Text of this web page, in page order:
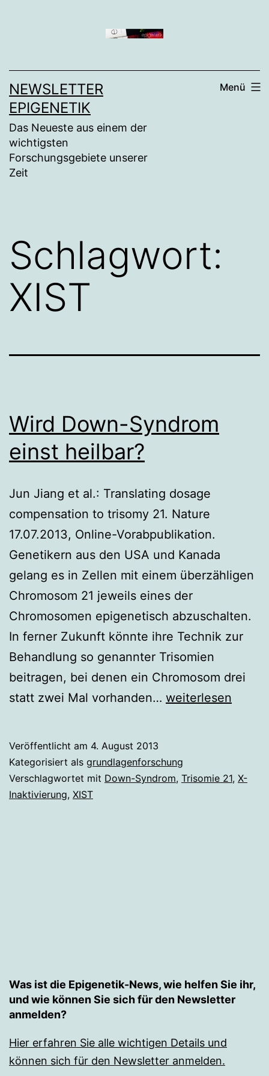
NEWSLETTER
EPIGENETIK
Das Neueste aus einem der
wichtigsten
Forschungsgebiete unserer
Zeit
Menü
Schlagwort:
XIST
Wird Down-Syndrom
einst heilbar?
Jun Jiang et al.: Translating dosage
compensation to trisomy 21. Nature
17.07.2013, Online-Vorabpublikation.
Genetikern aus den USA und Kanada
gelang es in Zellen mit einem überzähligen
Chromosom 21 jeweils eines der
Chromosomen epigenetisch abzuschalten.
In ferner Zukunft könnte ihre Technik zur
Behandlung so genannter Trisomien
beitragen, bei denen ein Chromosom drei
statt zwei Mal vorhanden… Wird
einst
heilbar?
weiterlesen
Veröffentlicht am 4. August 2013
Kategorisiert als grundlagenforschung
Verschlagwortet mit Down-Syndrom, Trisomie 21, X-
Inaktivierung, XIST
Was ist die Epigenetik-News, wie helfen Sie ihr,
und wie können Sie sich für den Newsletter
anmelden?
Hier erfahren Sie alle wichtigen Details und
können sich für den Newsletter anmelden.